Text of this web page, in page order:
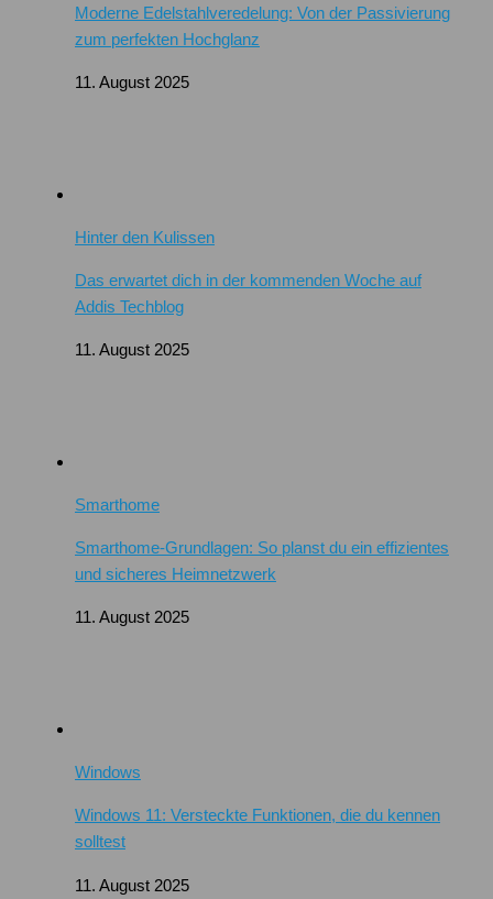
Moderne Edelstahlveredelung: Von der Passivierung
zum perfekten Hochglanz
11. August 2025
Hinter den Kulissen
Das erwartet dich in der kommenden Woche auf
Addis Techblog
11. August 2025
Smarthome
Smarthome-Grundlagen: So planst du ein effizientes
und sicheres Heimnetzwerk
11. August 2025
Windows
Windows 11: Versteckte Funktionen, die du kennen
solltest
11. August 2025